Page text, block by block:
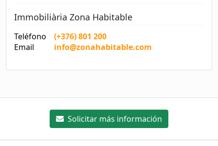
Immobiliària Zona Habitable
Teléfono
(+376) 801 200
Email
info@zonahabitable.com
Solicitar más información